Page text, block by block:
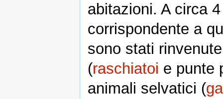
abitazioni. A circa
corrispondente a
sono stati
(raschiatoi e punte
animali selvatici (